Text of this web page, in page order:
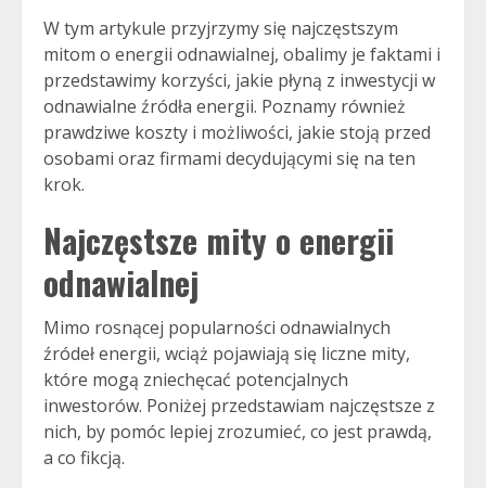
W tym artykule przyjrzymy się najczęstszym
mitom o energii odnawialnej, obalimy je faktami i
przedstawimy korzyści, jakie płyną z inwestycji w
odnawialne źródła energii. Poznamy również
prawdziwe koszty i możliwości, jakie stoją przed
osobami oraz firmami decydującymi się na ten
krok.
Najczęstsze mity o energii
odnawialnej
Mimo rosnącej popularności odnawialnych
źródeł energii, wciąż pojawiają się liczne mity,
które mogą zniechęcać potencjalnych
inwestorów. Poniżej przedstawiam najczęstsze z
nich, by pomóc lepiej zrozumieć, co jest prawdą,
a co fikcją.